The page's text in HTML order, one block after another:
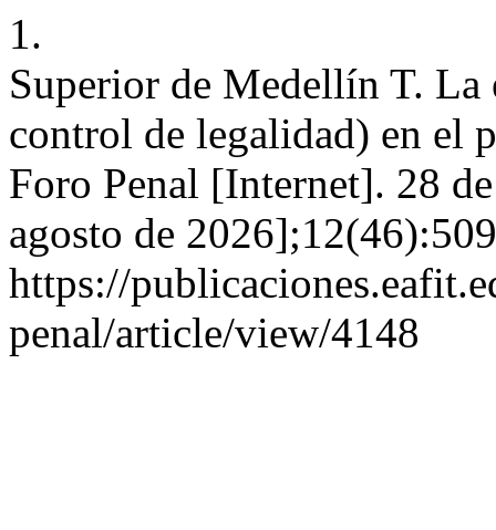
1.
Superior de Medellín T. La
control de legalidad) en el
Foro Penal [Internet]. 28
agosto de
https://
penal/article/view/4148